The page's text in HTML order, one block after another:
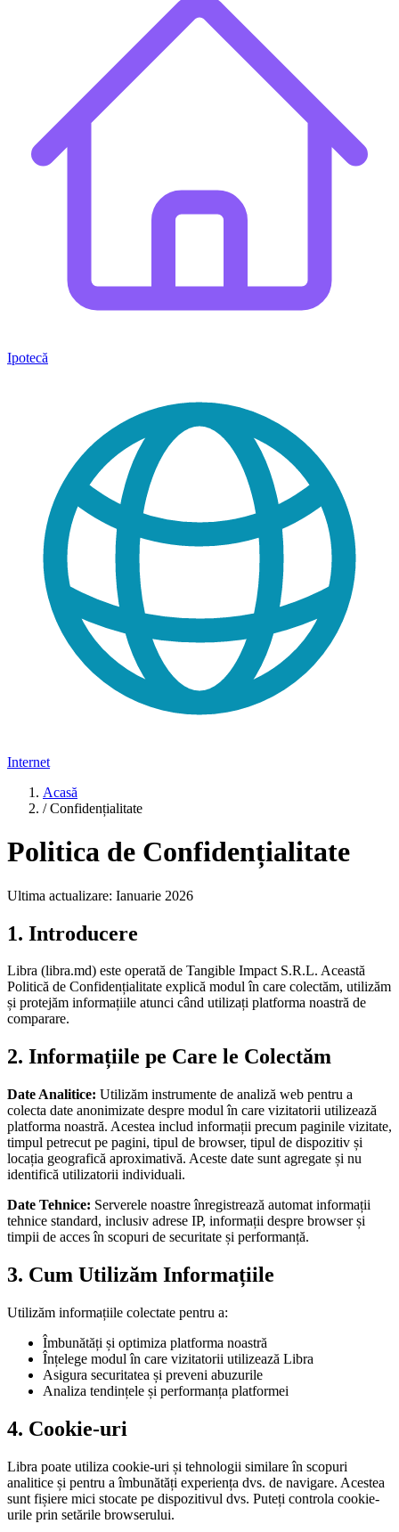
Ipotecă
Internet
Acasă
/ Confidențialitate
Politica de Confidențialitate
Ultima actualizare: Ianuarie 2026
1. Introducere
Libra (libra.md) este operată de Tangible Impact S.R.L. Această
Politică de Confidențialitate explică modul în care colectăm, utilizăm
și protejăm informațiile atunci când utilizați platforma noastră de
comparare.
2. Informațiile pe Care le Colectăm
Date Analitice: Utilizăm instrumente de analiză web pentru a
colecta date anonimizate despre modul în care vizitatorii utilizează
platforma noastră. Acestea includ informații precum paginile vizitate,
timpul petrecut pe pagini, tipul de browser, tipul de dispozitiv și
locația geografică aproximativă. Aceste date sunt agregate și nu
identifică utilizatorii individuali.
Date Tehnice: Serverele noastre înregistrează automat informații
tehnice standard, inclusiv adrese IP, informații despre browser și
timpii de acces în scopuri de securitate și performanță.
3. Cum Utilizăm Informațiile
Utilizăm informațiile colectate pentru a:
Îmbunătăți și optimiza platforma noastră
Înțelege modul în care vizitatorii utilizează Libra
Asigura securitatea și preveni abuzurile
Analiza tendințele și performanța platformei
4. Cookie-uri
Libra poate utiliza cookie-uri și tehnologii similare în scopuri
analitice și pentru a îmbunătăți experiența dvs. de navigare. Acestea
sunt fișiere mici stocate pe dispozitivul dvs. Puteți controla cookie-
urile prin setările browserului.